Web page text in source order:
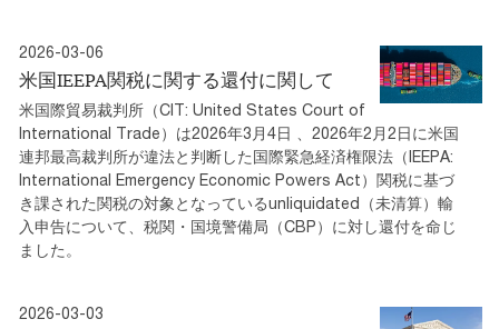
2026-03-06
米国IEEPA関税に関する還付に関して
米国際貿易裁判所（CIT: United States Court of
International Trade）は2026年3月4日 、2026年2月2日に米国
連邦最高裁判所が違法と判断した国際緊急経済権限法（IEEPA:
International Emergency Economic Powers Act）関税に基づ
き課された関税の対象となっているunliquidated（未清算）輸
入申告について、税関・国境警備局（CBP）に対し還付を命じ
ました。
2026-03-03